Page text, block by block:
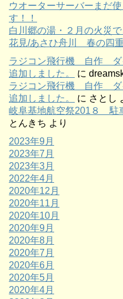
ウオーターサーバーまだ
す！！
白川郷の湯・２月の火災で
花見/あさひ舟川 春の四
ラジコン飛行機 自作 ダ
追加しました。
に
ラジコン飛行機 自作 ダ
追加しました。
に さとし
岐阜基地航空祭201８
とんきち より
2023年9月
2023年7月
2023年3月
2022年4月
2020年12月
2020年11月
2020年10月
2020年9月
2020年8月
2020年7月
2020年6月
2020年5月
2020年4月